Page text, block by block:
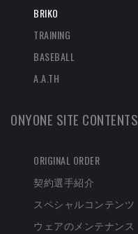
BRIKO
TRAINING
BASEBALL
A.A.TH
ONYONE SITE CONTENTS
ORIGINAL ORDER
契約選手紹介
スペシャルコンテンツ
ウェアのメンテナンス